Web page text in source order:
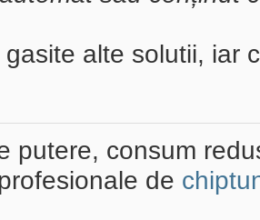
gasite alte solutii, iar
putere, consum
de